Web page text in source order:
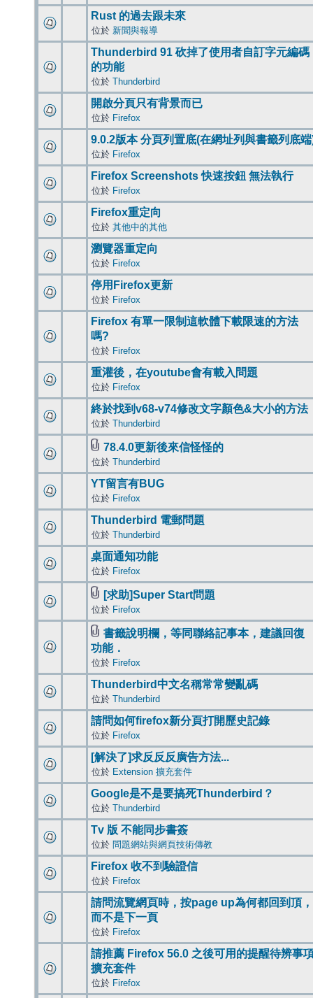
Rust 的過去跟未來
位於 新聞與報導
Thunderbird 91 砍掉了使用者自訂字元編碼
的功能
位於 Thunderbird
開啟分頁只有背景而已
位於 Firefox
9.0.2版本 分頁列置底(在網址列與書籤列底
位於 Firefox
Firefox Screenshots 快速按鈕 無法執行
位於 Firefox
Firefox重定向
位於 其他中的其他
瀏覽器重定向
位於 Firefox
停用Firefox更新
位於 Firefox
Firefox 有單一限制這軟體下載限速的方法
嗎?
位於 Firefox
重灌後，在youtube會有載入問題
位於 Firefox
終於找到v68-v74修改文字顏色&大小的方法
位於 Thunderbird
78.4.0更新後來信怪怪的
位於 Thunderbird
YT留言有BUG
位於 Firefox
Thunderbird 電郵問題
位於 Thunderbird
桌面通知功能
位於 Firefox
[求助]Super Start問題
位於 Firefox
書籤說明欄，等同聯絡記事本，建議回復
功能．
位於 Firefox
Thunderbird中文名稱常常變亂碼
位於 Thunderbird
請問如何firefox新分頁打開歷史記錄
位於 Firefox
[解決了]求反反反廣告方法...
位於 Extension 擴充套件
Google是不是要搞死Thunderbird？
位於 Thunderbird
Tv 版 不能同步書簽
位於 問題網站與網頁技術傳教
Firefox 收不到驗證信
位於 Firefox
請問流覽網頁時，按page up為何都回到頂，
而不是下一頁
位於 Firefox
請推薦 Firefox 56.0 之後可用的提醒待辨事
擴充套件
位於 Firefox